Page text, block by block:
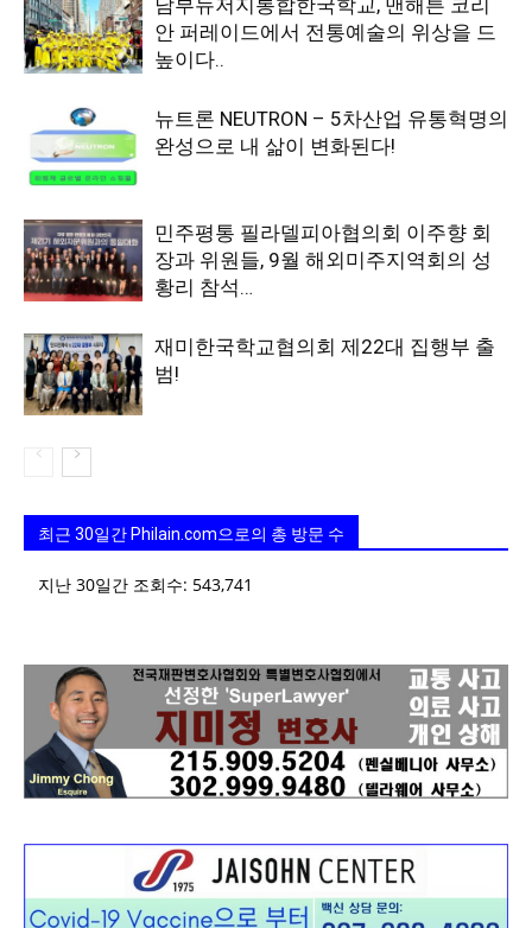
남부뉴저지통합한국학교, 맨해튼 코리
안 퍼레이드에서 전통예술의 위상을 드
높이다..
뉴트론 NEUTRON – 5차산업 유통혁명의
완성으로 내 삶이 변화된다!
민주평통 필라델피아협의회 이주향 회
장과 위원들, 9월 해외미주지역회의 성
황리 참석…
재미한국학교협의회 제22대 집행부 출
범!
최근 30일간 Philain.com으로의 총 방문 수
지난 30일간 조회수: 543,741